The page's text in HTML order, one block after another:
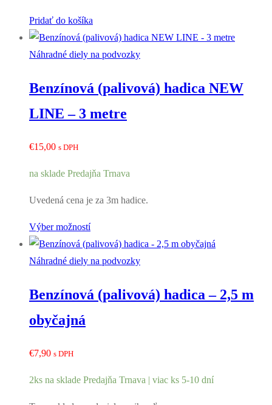
Pridať do košíka
Náhradné diely na podvozky
Benzínová (palivová) hadica NEW
LINE – 3 metre
€15,00 s DPH
na sklade Predajňa Trnava
Uvedená cena je za 3m hadice.
Výber možností
Náhradné diely na podvozky
Benzínová (palivová) hadica – 2,5 m
obyčajná
€7,90 s DPH
2ks na sklade Predajňa Trnava | viac ks 5-10 dní